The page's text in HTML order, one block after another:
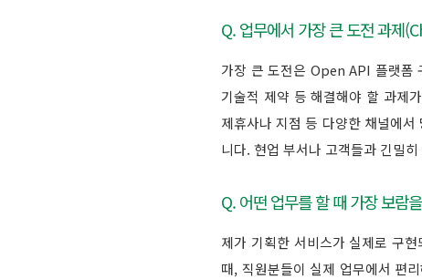
Q. 업무에서 가장 큰 도전 과제
가장 큰 도전은 Open API 플랫폼
기술적 제약 등 해결해야 할 과제
제휴사나 지점 등 다양한 채널에
니다. 현업 부서나 고객들과 긴밀
Q. 어떤 업무를 할 때 가장 보람
제가 기획한 서비스가 실제로 구
때, 직원분들이 실제 업무에서 편